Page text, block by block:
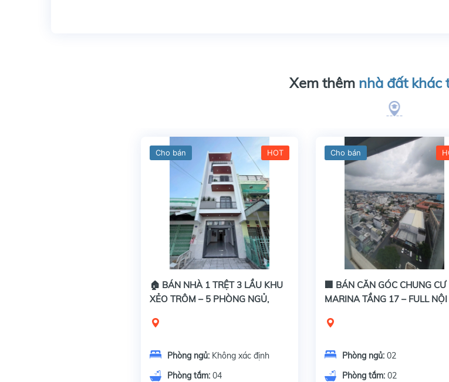
Xem thêm nhà đất khác
Cho bán HOT
🏠 BÁN NHÀ 1 TRỆT 3 LẦU KHU
XẺO TRÔM – 5 PHÒNG NGỦ,
Phòng ngủ: Không xác định
Phòng tắm: 04
Cho bán
🏢 BÁN CĂN GÓC CHUNG CƯ
MARINA TẦNG 17 – FULL NỘI
Phòng ngủ: 02
Phòng tắm: 02